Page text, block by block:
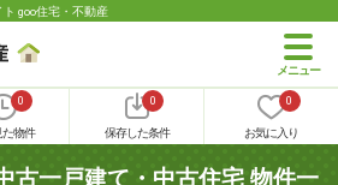
goo住宅・不動産
0
物件
0
保存した条件
0
お気に入り
古一戸建て・中古住宅 物件一